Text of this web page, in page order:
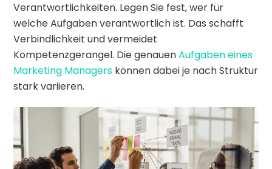
Verantwortlichkeiten. Legen Sie fest, wer für
welche Aufgaben verantwortlich ist. Das schafft
Verbindlichkeit und vermeidet
Kompetenzgerangel. Die genauenAufgaben eines
Marketing Managers können dabei je nach Struktur
stark variieren.